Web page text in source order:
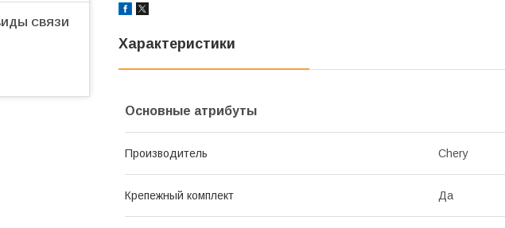
Характеристики
Основные атрибуты
Производитель Chery
Крепежный комплект Да